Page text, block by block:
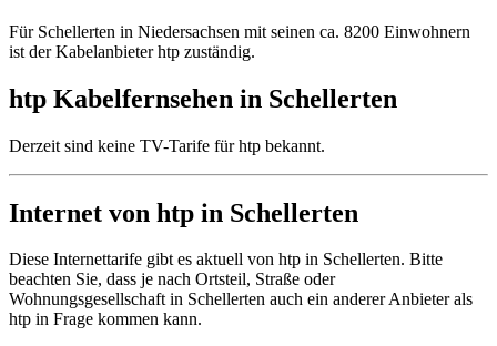
Für Schellerten in Niedersachsen mit seinen ca. 8200 Einwohnern
ist der Kabelanbieter htp zuständig.
htp Kabelfernsehen in Schellerten
Derzeit sind keine TV-Tarife für htp bekannt.
Internet von htp in Schellerten
Diese Internettarife gibt es aktuell von htp in Schellerten. Bitte
beachten Sie, dass je nach Ortsteil, Straße oder
Wohnungsgesellschaft in Schellerten auch ein anderer Anbieter als
htp in Frage kommen kann.